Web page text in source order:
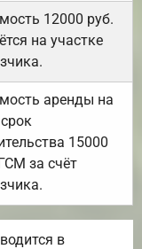
12000 руб.
на участке
аренды на
15000
за счёт
в